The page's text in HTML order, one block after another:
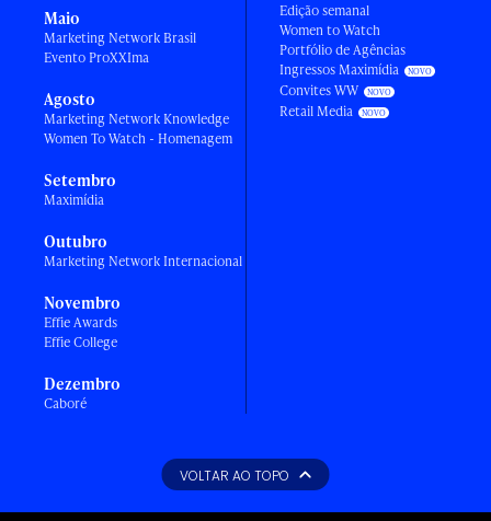
Maio
Marketing Network Brasil
Evento ProXXIma
Agosto
Marketing Network Knowledge
Women To Watch - Homenagem
Setembro
Maximídia
Outubro
Marketing Network Internacional
Novembro
Effie Awards
Effie College
Dezembro
Caboré
Edição semanal
Women to Watch
Portfólio de Agências
Ingressos Maximídia
Convites WW
Retail Media
VOLTAR AO TOPO